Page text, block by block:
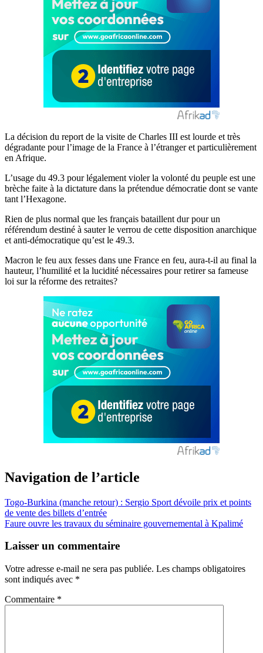
La décision du report de la visite de Charles III est lourde et très
dégradante pour l’image de la France à l’étranger et particulièrement
en Afrique.
L’usage du 49.3 pour légalement violer la volonté du peuple est une
brèche faite à la dictature dans la prétendue démocratie dont se vante
tant l’Hexagone.
Rien de plus normal que les français bataillent dur pour un
référendum destiné à sauter le verrou de cette disposition anarchique
et anti-démocratique qu’est le 49.3.
Macron le feu aux fesses dans une France en feu, aura-t-il au final la
hauteur, l’humilité et la lucidité nécessaires pour retirer sa fameuse
loi sur la réforme des retraites?
Navigation de l’article
Togo-Burkina (manche retour) : Sergio Sport dévoile prix et points
de vente des billets d’entrée
Faure ouvre les travaux du séminaire gouvernemental à Kpalimé
Laisser un commentaire
Votre adresse e-mail ne sera pas publiée. Les champs obligatoires
sont indiqués avec *
Commentaire *